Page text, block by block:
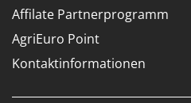
Affilate Partnerprogramm
AgriEuro Point
Kontaktinformationen